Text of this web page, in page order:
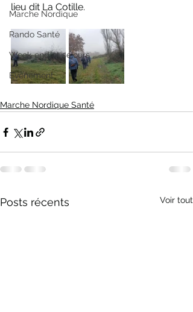
Marche Nordique
Rando Santé
Week-end et séjours
Evènement
lieu dit La Cotille.
Marche Nordique Santé
Posts récents Voir tout